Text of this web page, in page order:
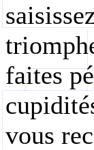
faites
vous